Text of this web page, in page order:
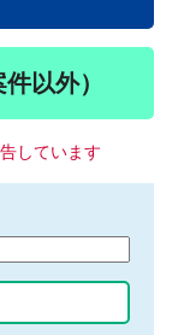
以外）
しています